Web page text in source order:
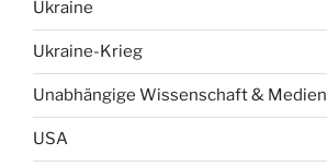
Ukraine
Ukraine-Krieg
Unabhängige Wissenschaft & Medien
USA